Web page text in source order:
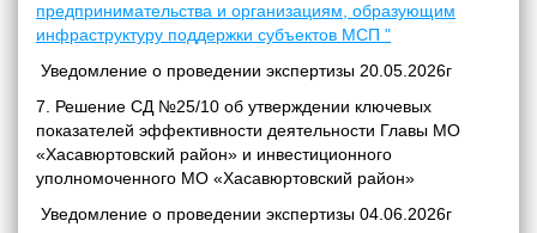
предпринимательства и организациям, образующим
инфраструктуру поддержки субъектов МСП "
Уведомление о проведении экспертизы 20.05.2026г
7. Решение СД №25/10 об утверждении ключевых
показателей эффективности деятельности Главы МО
«Хасавюртовский район» и инвестиционного
уполномоченного МО «Хасавюртовский район»
Уведомление о проведении экспертизы 04.06.2026г